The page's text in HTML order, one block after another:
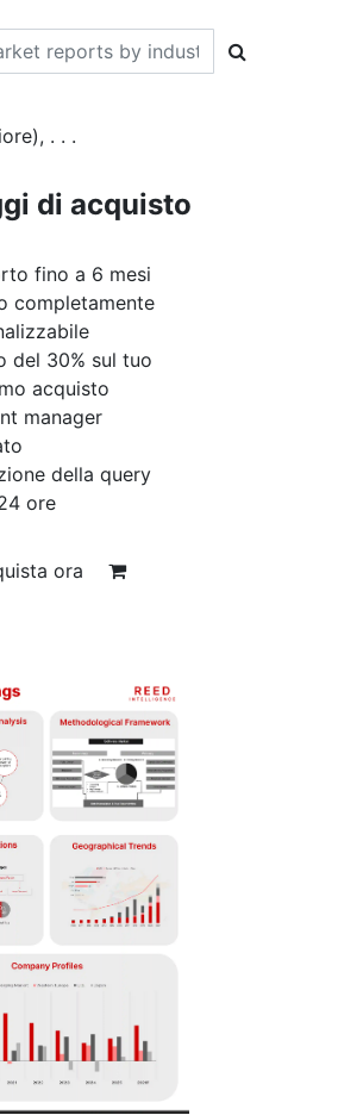
. . .
di acquisto
fino a 6 mesi
completamente
del 30% sul tuo
acquisto
manager
della query
ore
ora